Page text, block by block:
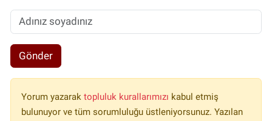
Gönder
Yorum yazarak topluluk kurallarımızı kabul etmiş
bulunuyor ve tüm sorumluluğu üstleniyorsunuz. Yazılan